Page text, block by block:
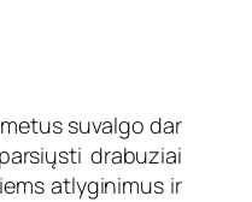
suvalgo dar
drabuziai
atlyginimus ir